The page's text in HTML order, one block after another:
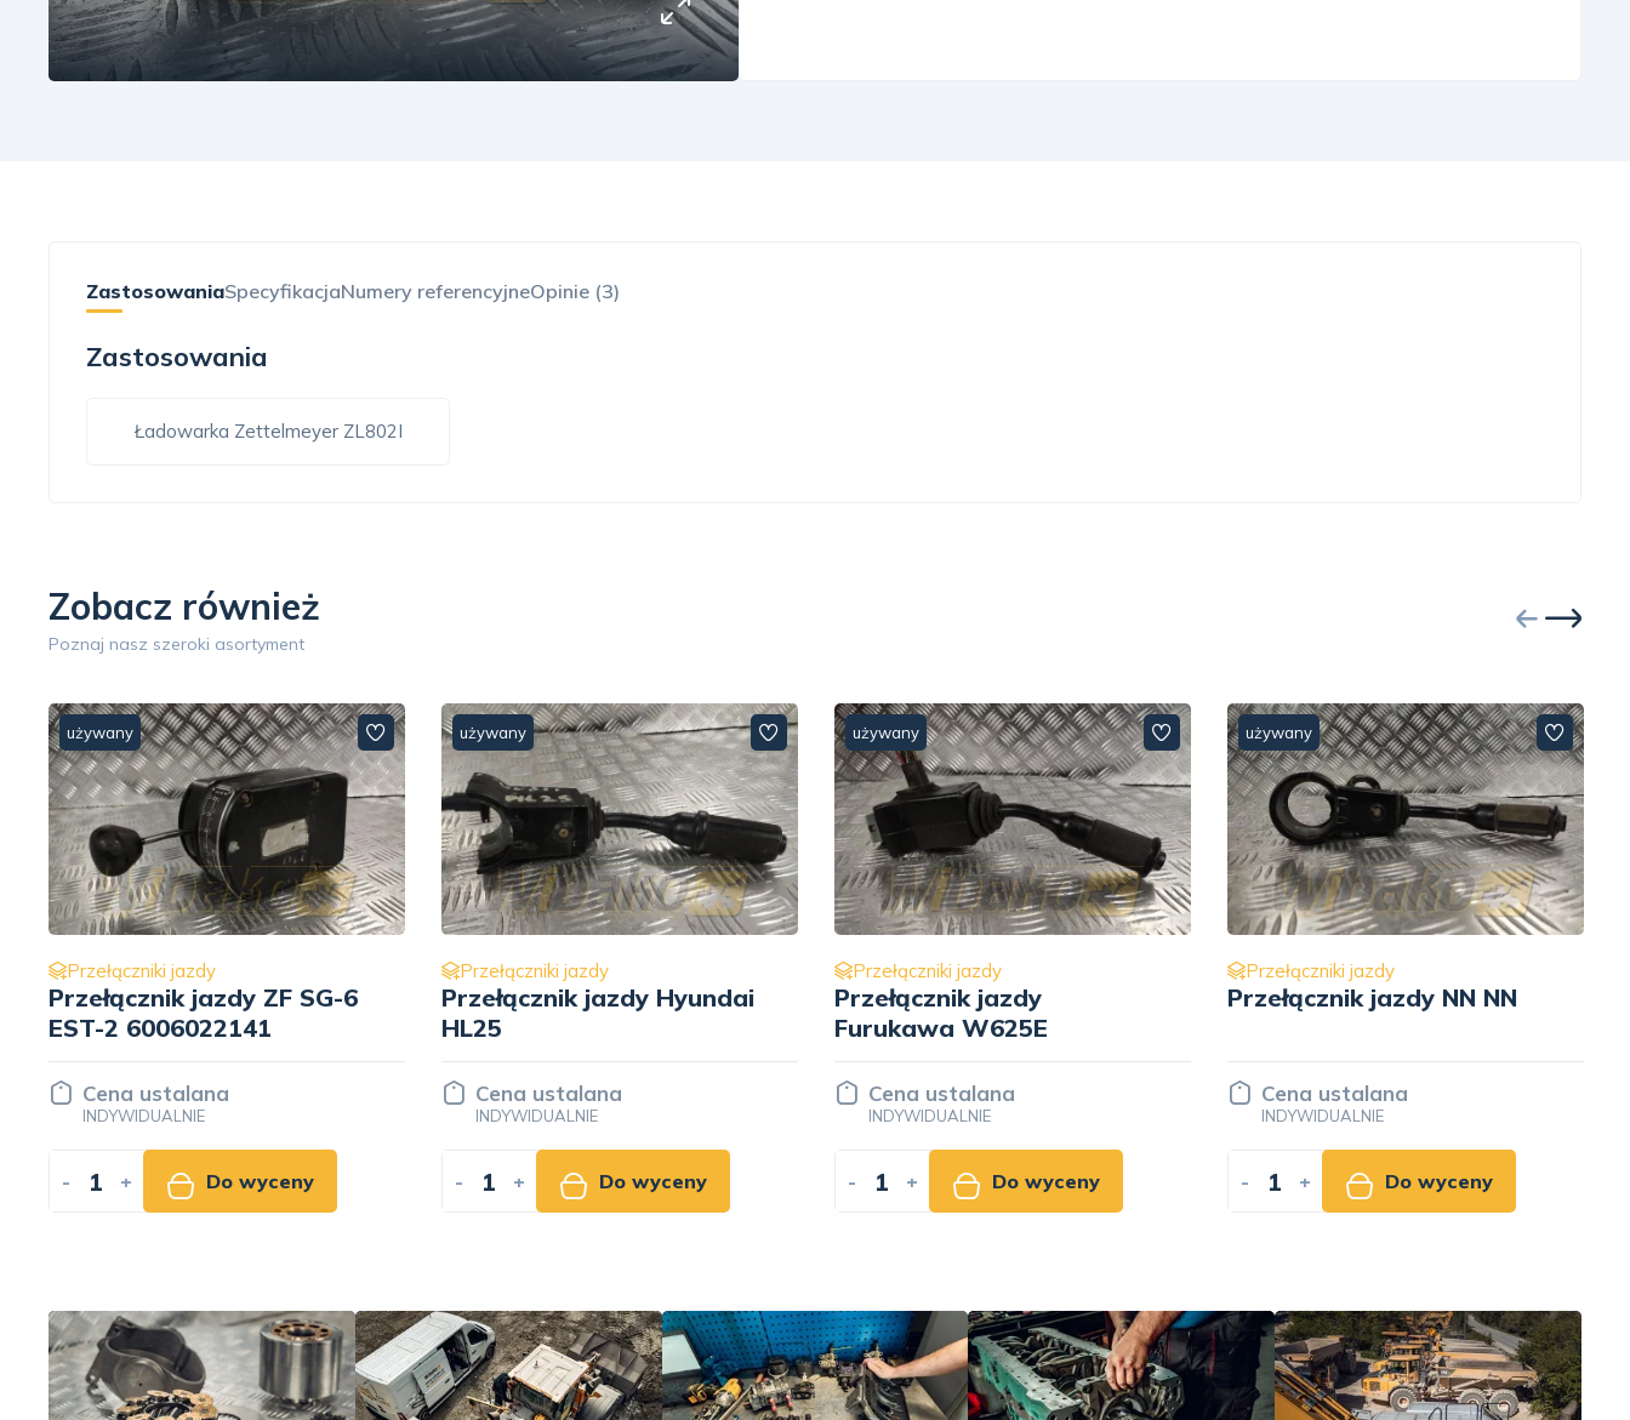
ZastosowaniaSpecyfikacjaNumery referencyjneOpinie (3)
Zastosowania
Ładowarka Zettelmeyer ZL802I
Zobacz również
Poznaj nasz szeroki asortyment
używany
Przełączniki jazdy
Przełącznik jazdy Hyundai
HL25
Cena ustalana
INDYWIDUALNIE
- + Do wyceny
używany
Przełączniki jazdy
Przełącznik jazdy
Furukawa W625E
Cena ustalana
INDYWIDUALNIE
- + Do wyceny
używany
Przełączniki jazdy
Przełącznik jazdy NN NN
Cena ustalana
INDYWIDUALNIE
- + Do wyceny
używany
Przełączniki jazdy
Przełącznik jazdy ZF SG-4
Cena ustalana
INDYWIDUALNIE
- + Do wyceny